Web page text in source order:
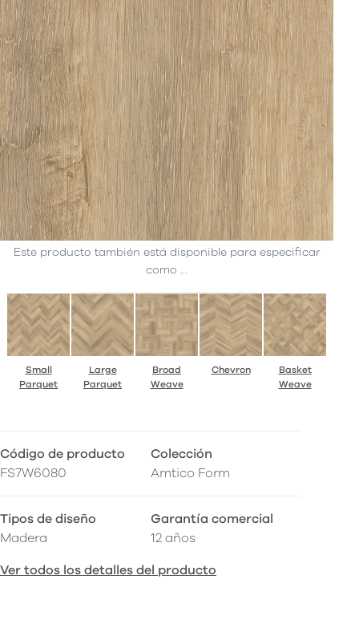
Este producto también está disponible para especificar
como ...
Small
Parquet
Large
Parquet
Broad
Weave
Chevron
Basket
Weave
Código de producto
FS7W6080
Colección
Amtico Form
Tipos de diseño
Madera
Garantía comercial
12 años
Ver todos los detalles del producto